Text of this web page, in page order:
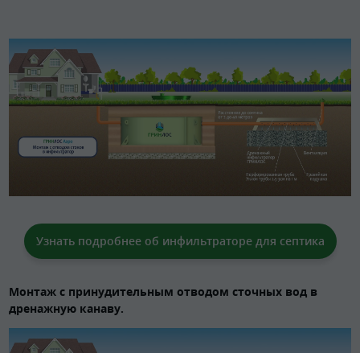
Узнать подробнее об инфильтраторе для септика
Монтаж с принудительным отводом сточных вод в
дренажную канаву.